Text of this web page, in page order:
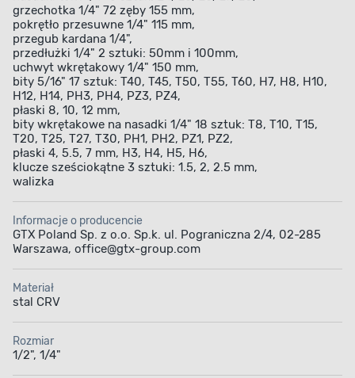
grzechotka 1/4" 72 zęby 155 mm,
pokrętło przesuwne 1/4" 115 mm,
przegub kardana 1/4",
przedłużki 1/4" 2 sztuki: 50mm i 100mm,
uchwyt wkrętakowy 1/4" 150 mm,
bity 5/16" 17 sztuk: T40, T45, T50, T55, T60, H7, H8, H10,
H12, H14, PH3, PH4, PZ3, PZ4,
płaski 8, 10, 12 mm,
bity wkrętakowe na nasadki 1/4" 18 sztuk: T8, T10, T15,
T20, T25, T27, T30, PH1, PH2, PZ1, PZ2,
płaski 4, 5.5, 7 mm, H3, H4, H5, H6,
klucze sześciokątne 3 sztuki: 1.5, 2, 2.5 mm,
walizka
Informacje o producencie
GTX Poland Sp. z o.o. Sp.k. ul. Pograniczna 2/4, 02-285
Warszawa, office@gtx-group.com
Materiał
stal CRV
Rozmiar
1/2", 1/4"